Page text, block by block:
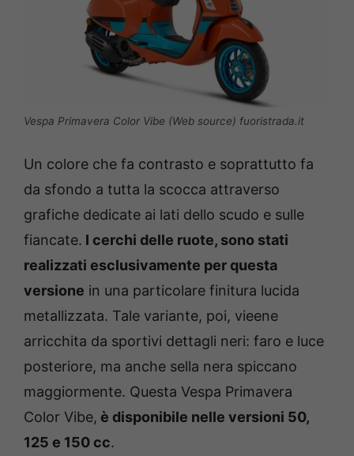
Vespa Primavera Color Vibe (Web source) fuoristrada.it
Un colore che fa contrasto e soprattutto fa
da sfondo a tutta la scocca attraverso
grafiche dedicate ai lati dello scudo e sulle
fiancate. I cerchi delle ruote, sono stati
realizzati esclusivamente per questa
versione in una particolare finitura lucida
metallizzata. Tale variante, poi, vieene
arricchita da sportivi dettagli neri: faro e luce
posteriore, ma anche sella nera spiccano
maggiormente. Questa Vespa Primavera
Color Vibe, è disponibile nelle versioni 50,
125 e 150 cc.